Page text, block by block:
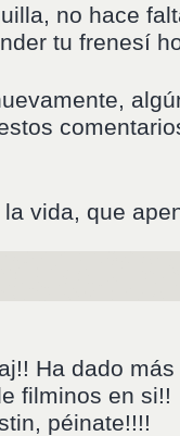
no hace
tu frenesí
la vida, que
Ha dado
filminos en si!!
péinate!!!!